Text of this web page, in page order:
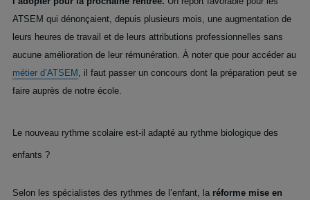
ATSEM qui dénonçaient, depuis plusieurs mois, une augmentation de
leurs heures de travail et de leurs attributions professionnelles sans
aucune amélioration de leur rémunération. À noter que pour accéder au
métier d’ATSEM , il faut passer un concours dont la préparation peut se
faire auprès de notre école.
Le nouveau rythme scolaire est-il adapté au rythme biologique des
enfants ?
Selon les spécialistes des rythmes de l’enfant, la réforme mise en